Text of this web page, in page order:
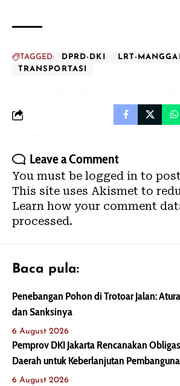
TAGGED: DPRD-DKI
LRT-
TRANSPORTASI
Leave a Comment
You must be logged in to
This site uses Akismet to
Learn how your comment
processed.
Baca pula:
Penebangan Pohon di Trotoar Jalan:
dan Sanksinya
6 August 2026
Pemprov DKI Jakarta Rencanakan
Daerah untuk Keberlanjutan
6 August 2026